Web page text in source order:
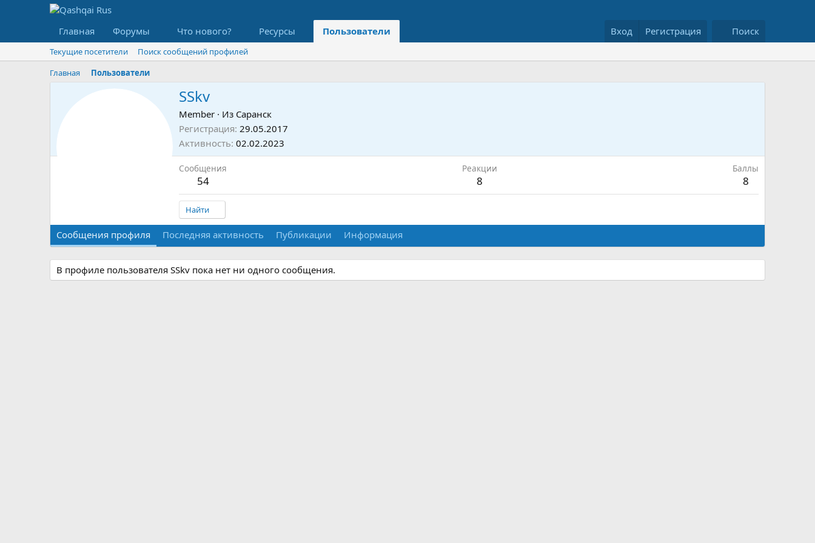
Главная Форумы Что нового? Ресурсы Пользователи Вход Регистрация Поиск
Текущие посетители
Поиск сообщений профилей
Главная
Пользователи
SSkv
Member · Из Саранск
Регистрация 29.05.2017
Активность 02.02.2023
Сообщения
54
Реакции
8
Баллы
8
Найти
Сообщения профиля Последняя активность Публикации Информация
В профиле пользователя SSkv пока нет ни одного сообщения.